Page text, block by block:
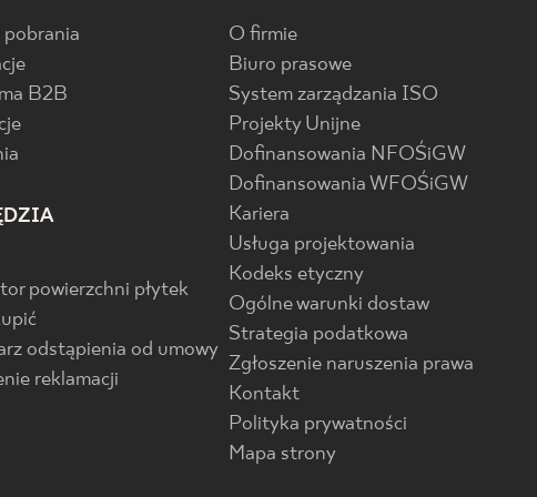
B2B
powierzchni płytek
odstąpienia od umowy
reklamacji
O firmie
Biuro prasowe
System zarządzania ISO
Projekty Unijne
Dofinansowania NFOŚiGW
Dofinansowania WFOŚiGW
Kariera
Usługa projektowania
Kodeks etyczny
Ogólne warunki dostaw
Strategia podatkowa
Zgłoszenie naruszenia prawa
Kontakt
Polityka prywatności
Mapa strony